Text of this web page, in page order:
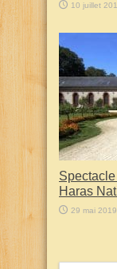
10 juillet
Haras
29 mai 2019